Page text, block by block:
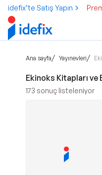
idefix’te Satış Yapın
Ana sayfa/ Yayınevleri/
Ekinoks Kitapları ve
173 sonuç listeleniyor